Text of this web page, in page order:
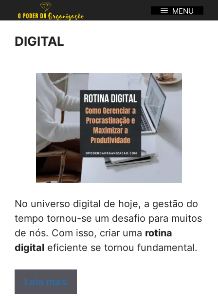
para
MENU
DIGITAL
No universo digital de hoje, a gestão do
tempo tornou-se um desafio para muitos
de nós. Com isso, criar uma rotina
digital eficiente se tornou fundamental.
Leia mais